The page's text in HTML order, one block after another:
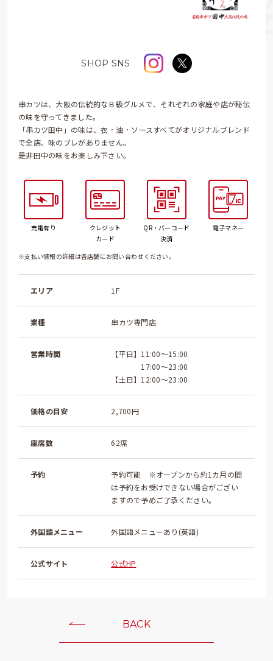
SHOP SNS
串カツは、大阪の伝統的なＢ級グルメで、それぞれの家庭や店が秘伝
の味を守ってきました。
「串カツ田中」の味は、衣 ･ 油 ･ ソースすべてがオリジナルブレンド
で全店、味のブレがありません。
是非田中の味をお楽しみ下さい。
充電有り
クレジット
カード
QR・バーコード
決済
電子マネー
※支払い情報の詳細は各店舗にお問い合わせください。
エリア 1F
業種 串カツ専門店
営業時間
【平日】11:00～15:00
17:00～23:00
【土日】12:00～23:00
価格の目安 2,700円
座席数 62席
予約
予約可能 ※オープンから約1カ月の間
は予約をお受けできない場合がござい
ますので予めご了承ください。
外国語メニュー 外国語メニューあり(英語)
公式サイト 公式HP
BACK